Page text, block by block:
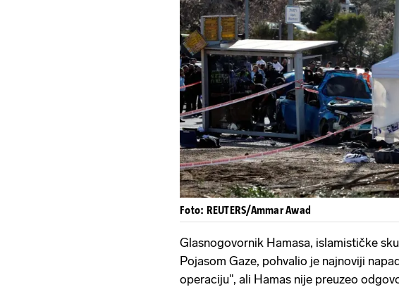
Foto: REUTERS/Ammar Awad
Glasnogovornik Hamasa, islamističke
Pojasom Gaze, pohvalio je najnoviji
operaciju", ali Hamas nije preuzeo